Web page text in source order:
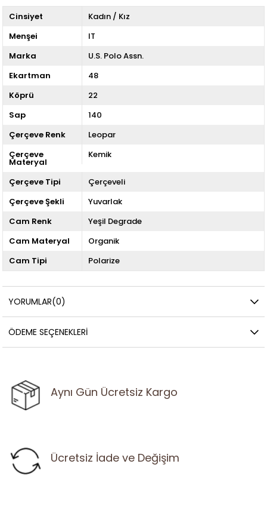
Cinsiyet
Kadın / Kız
Menşei
IT
Marka
U.S. Polo Assn.
Ekartman
48
Köprü
22
Sap
140
Çerçeve Renk
Leopar
Çerçeve
Materyal
Kemik
Çerçeve Tipi
Çerçeveli
Çerçeve Şekli
Yuvarlak
Cam Renk
Yeşil Degrade
Cam Materyal
Organik
Cam Tipi
Polarize
YORUMLAR(0)
ÖDEME SEÇENEKLERI
Aynı Gün Ücretsiz Kargo
Ücretsiz İade ve Değişim